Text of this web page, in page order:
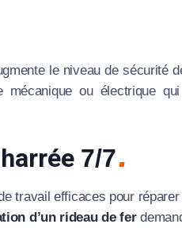
le niveau de sécurité
mécanique ou électrique
7/7
travail efficaces pour
d’un rideau de fer